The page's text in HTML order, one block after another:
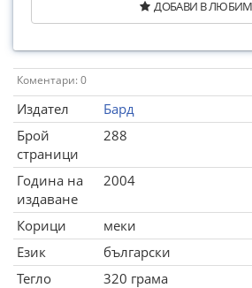
ДОБАВИ В
Коментари: 0
Издател
Бард
Брой
страници
288
Година на
издаване
2004
Корици
меки
Език
български
Тегло
320 грама